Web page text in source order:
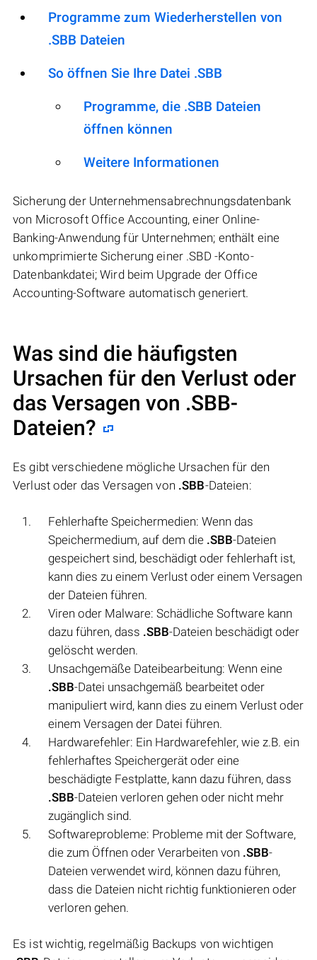
Programme zum Wiederherstellen von
.SBB Dateien
So öffnen Sie Ihre Datei .SBB
Programme, die .SBB Dateien
öffnen können
Weitere Informationen
Sicherung der Unternehmensabrechnungsdatenbank
von Microsoft Office Accounting, einer Online-
Banking-Anwendung für Unternehmen; enthält eine
unkomprimierte Sicherung einer .SBD -Konto-
Datenbankdatei; Wird beim Upgrade der Office
Accounting-Software automatisch generiert.
Was sind die häufigsten
Ursachen für den Verlust oder
das Versagen von .SBB-
Dateien?
Es gibt verschiedene mögliche Ursachen für den
Verlust oder das Versagen von .SBB-Dateien:
Fehlerhafte Speichermedien: Wenn das
Speichermedium, auf dem die .SBB-Dateien
gespeichert sind, beschädigt oder fehlerhaft ist,
kann dies zu einem Verlust oder einem Versagen
der Dateien führen.
Viren oder Malware: Schädliche Software kann
dazu führen, dass .SBB-Dateien beschädigt oder
gelöscht werden.
Unsachgemäße Dateibearbeitung: Wenn eine
.SBB-Datei unsachgemäß bearbeitet oder
manipuliert wird, kann dies zu einem Verlust oder
einem Versagen der Datei führen.
Hardwarefehler: Ein Hardwarefehler, wie z.B. ein
fehlerhaftes Speichergerät oder eine
beschädigte Festplatte, kann dazu führen, dass
.SBB-Dateien verloren gehen oder nicht mehr
zugänglich sind.
Softwareprobleme: Probleme mit der Software,
die zum Öffnen oder Verarbeiten von .SBB-
Dateien verwendet wird, können dazu führen,
dass die Dateien nicht richtig funktionieren oder
verloren gehen.
Es ist wichtig, regelmäßig Backups von wichtigen